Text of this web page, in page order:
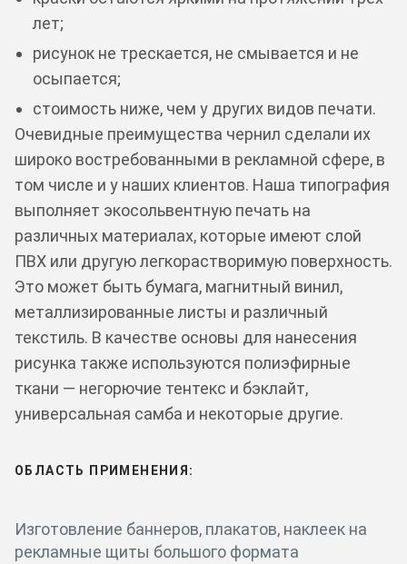
лет;
рисунок не трескается, не смывается и не
осыпается;
стоимость ниже, чем у других видов печати.
Очевидные преимущества чернил сделали их
широко востребованными в рекламной сфере, в
том числе и у наших клиентов. Наша типография
выполняет экосольвентную печать на
различных материалах, которые имеют слой
ПВХ или другую легкорастворимую поверхность.
Это может быть бумага, магнитный винил,
металлизированные листы и различный
текстиль. В качестве основы для нанесения
рисунка также используются полиэфирные
ткани — негорючие тентекс и бэклайт,
универсальная самба и некоторые другие.
ОБЛАСТЬ ПРИМЕНЕНИЯ:
Изготовление баннеров, плакатов, наклеек на
рекламные щиты большого формата